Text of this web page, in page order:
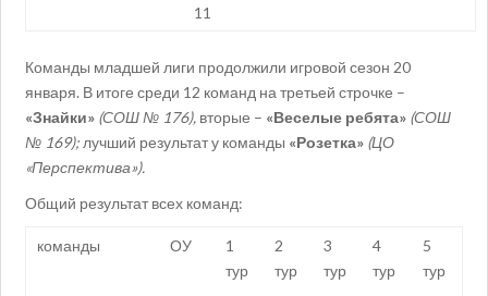
11
Команды младшей лиги продолжили игровой сезон 20
января. В итоге среди 12 команд на третьей строчке –
«Знайки» (СОШ № 176), вторые – «Веселые ребята» (СОШ
№ 169); лучший результат у команды «Розетка» (ЦО
«Перспектива»).
Общий результат всех команд:
команды ОУ
1
тур
2
тур
3
тур
4
тур
5
тур